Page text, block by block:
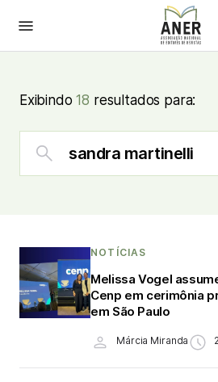
Exibindo18 resultados para:
NOTÍCIAS
Melissa Vogel
Cenp em cerimônia
em São Paulo
Márcia Miranda